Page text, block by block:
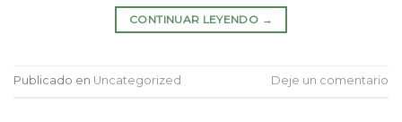
CONTINUAR LEYENDO →
Publicado en Uncategorized Deje un comentario